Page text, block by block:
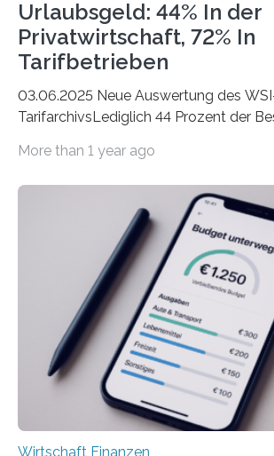
Urlaubsgeld: 44% In der
Privatwirtschaft, 72% In
Tarifbetrieben
03.06.2025 Neue Auswertung des
TarifarchivsLediglich 44 Prozent der
tarifgebundenen Betrieben ist der
Unterkünfte fast überall deutlich teurer
viele Beschäftigte ist deshalb das
Juli ausgezahlte Urlaubsgeld ein
sich den wohlverdienten Jahresurlaub
können. Allerdings erhält mit 44
einmal die Hälfte aller Beschäftigten in
Privatwirtschaft Urlaubsgeld. Zu
More than 1 year ago
Wirtschaft Finanzen